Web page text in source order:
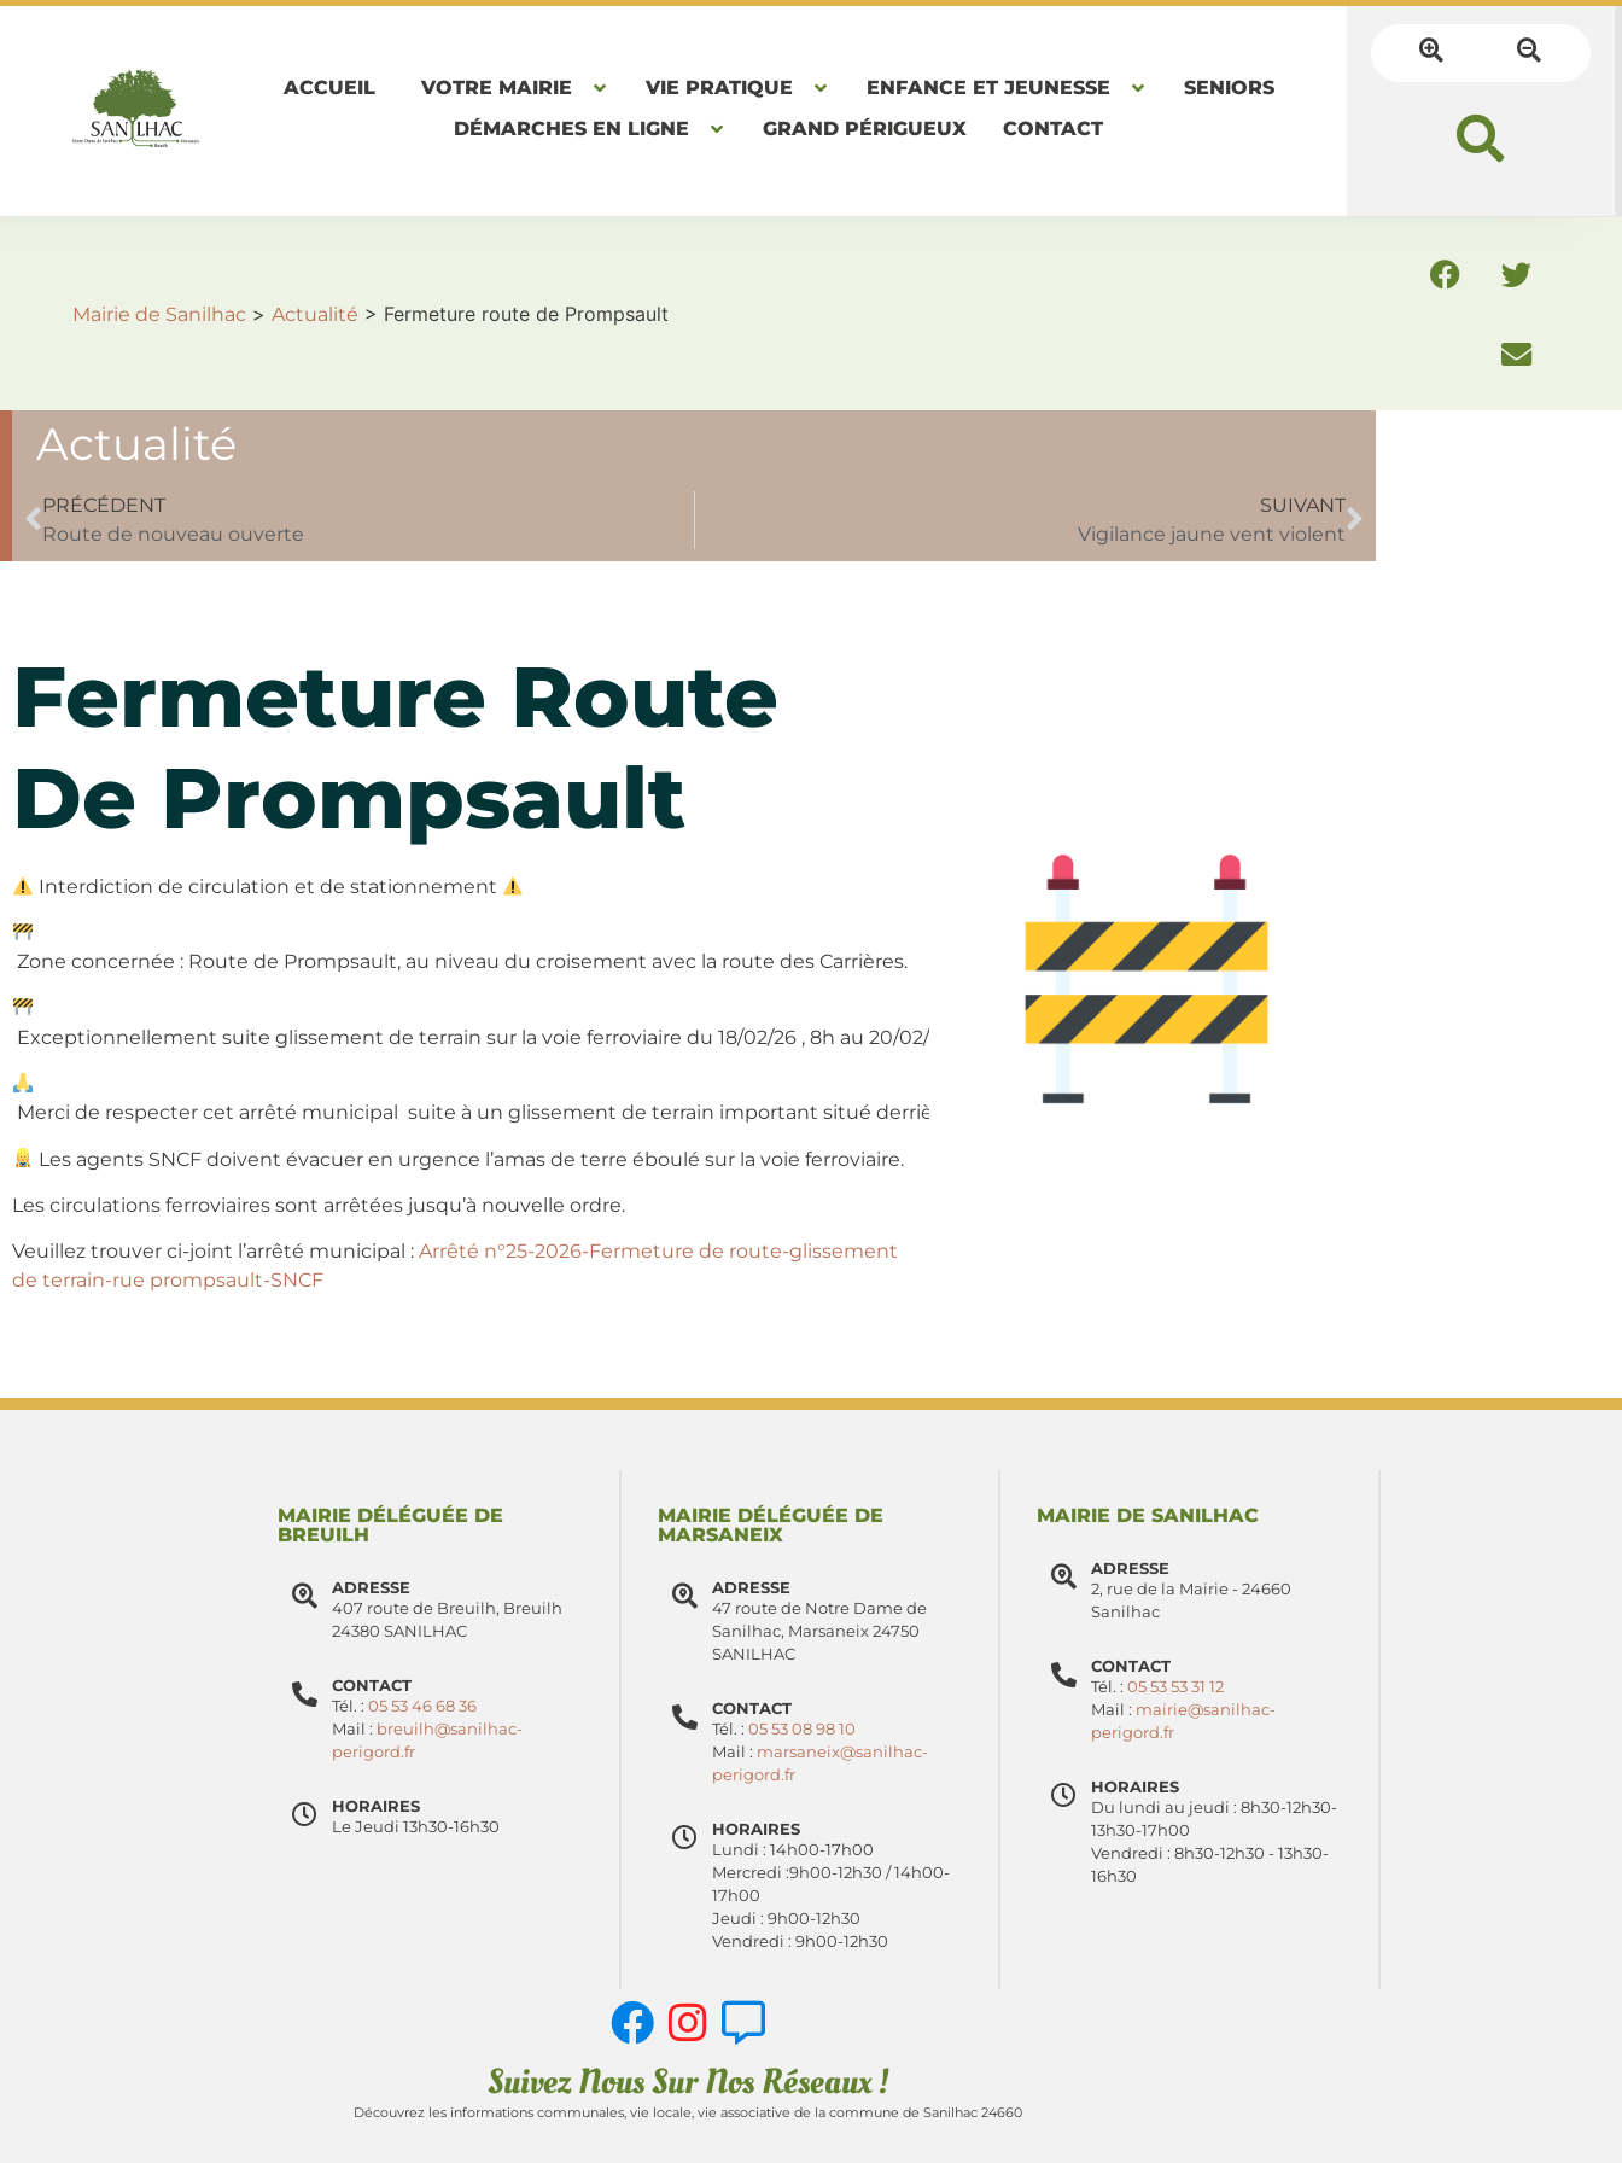
ACCUEIL VOTRE MAIRIE VIE PRATIQUE ENFANCE ET JEUNESSE
SENIORS
DÉMARCHES EN LIGNE
GRAND PÉRIGUEUX CONTACT
Mairie de Sanilhac > Actualité > Fermeture route de Prompsault
Actualité
PRÉCÉDENT
Route de nouveau ouverte
SUIVANT
Vigilance jaune vent violent
Fermeture Route
De Prompsault
Interdiction de circulation et de stationnement
Zone concernée : Route de Prompsault, au niveau du croisement avec la route des Carrières.
Exceptionnellement suite glissement de terrain sur la voie ferroviaire du 18/02/26 , 8h au 20/02/26 23h
Merci de respecter cet arrêté municipal suite à un glissement de terrain important situé derrière l’école des Cébrades.
Les agents SNCF doivent évacuer en urgence l’amas de terre éboulé sur la voie ferroviaire.
Les circulations ferroviaires sont arrêtées jusqu’à nouvelle ordre.
Veuillez trouver ci-joint l’arrêté municipal : Arrêté n°25-2026-Fermeture de route-glissement
de terrain-rue prompsault-SNCF
MAIRIE DÉLÉGUÉE DE
BREUILH
ADRESSE
407 route de Breuilh, Breuilh
24380 SANILHAC
CONTACT
Tél. : 05 53 46 68 36
Mail : breuilh@sanilhac-
perigord.fr
HORAIRES
Le Jeudi 13h30-16h30
MAIRIE DÉLÉGUÉE DE
MARSANEIX
ADRESSE
47 route de Notre Dame de
Sanilhac, Marsaneix 24750
SANILHAC
CONTACT
Tél. : 05 53 08 98 10
Mail : marsaneix@sanilhac-
perigord.fr
HORAIRES
Lundi : 14h00-17h00
Mercredi :9h00-12h30 / 14h00-
17h00
Jeudi : 9h00-12h30
Vendredi : 9h00-12h30
MAIRIE DE SANILHAC
ADRESSE
2, rue de la Mairie - 24660
Sanilhac
CONTACT
Tél. :05 53 53 31 12
Mail : mairie@sanilhac-
perigord.fr
HORAIRES
Du lundi au jeudi : 8h30-12h30-
13h30-17h00
Vendredi : 8h30-12h30 - 13h30-
16h30
Suivez Nous Sur Nos Réseaux !
Découvrez les informations communales, vie locale, vie associative de la commune de Sanilhac 24660